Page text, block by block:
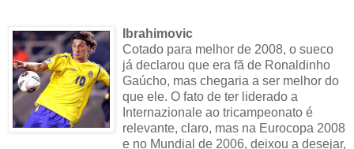
Ibrahimovic
Cotado para melhor de 2008, o sueco
já declarou que era fã de Ronaldinho
Gaúcho, mas chegaria a ser melhor do
que ele. O fato de ter liderado a
Internazionale ao tricampeonato é
relevante, claro, mas na Eurocopa 2008
e no Mundial de 2006, deixou a desejar,